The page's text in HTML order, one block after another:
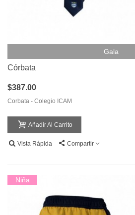
Gala
Córbata
$387.00
Corbata - Colegio ICAM
Añadir Al Carrito
Vista Rápida Compartir
Niña